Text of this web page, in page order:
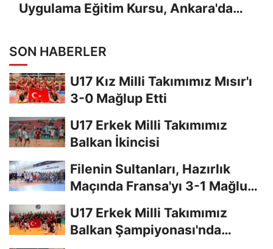
Uygulama Eğitim Kursu, Ankara'da
SON HABERLER
U17 Kız Milli Takımımız Mısır'ı
3-0 Mağlup Etti
U17 Erkek Milli Takımımız
Balkan İkincisi
Filenin Sultanları, Hazırlık
Maçında Fransa'yı 3-1 Mağlup
U17 Erkek Milli Takımımız
Balkan Şampiyonası'nda